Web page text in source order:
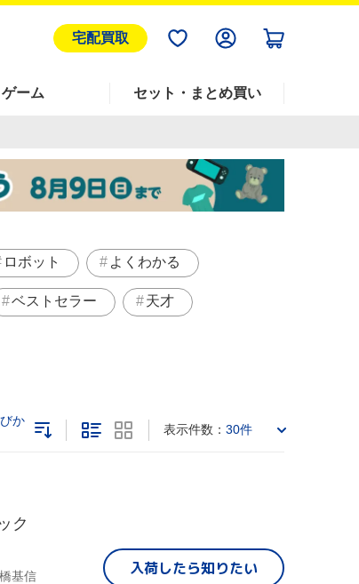
宅配買取
ゲーム セット・まとめ買い
ロボット よくわかる
ベストセラー 天才
か
表示件数： 30件
ク
基信 入荷したら知りたい